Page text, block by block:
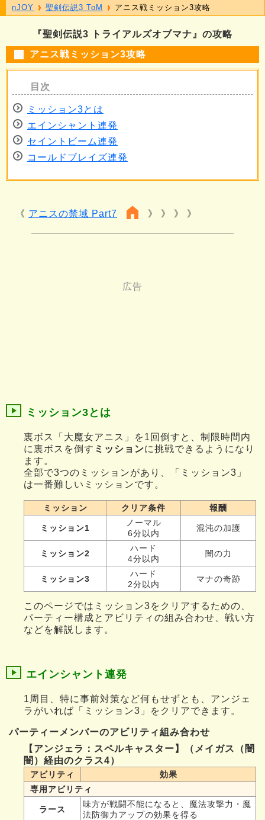
『聖剣伝説3 トライアルズオブマナ』の攻略
アニス戦ミッション3攻略
ミッション3とは
エインシャント連発
セイントビーム連発
コールドブレイズ連発
アニスの禁域 Part7 》 》 》
ミッション3とは
裏ボス「大魔女アニス」を1回倒すと、制限時間内
に裏ボスを倒す ミッションに挑戦できるようになり
ます。
全部で3つのミッションがあり、「ミッション3」
は一番難しいミッションです。
ミッション クリア条件 報酬
ミッション1
ノーマル
6分以内
混沌の加護
ミッション2
ハード
4分以内
闇の力
ミッション3
ハード
2分以内
マナの奇跡
このページではミッション3をクリアするための、
パーティー構成とアビリティの組み合わせ、戦い方
などを解説します。
エインシャント連発
1周目、特に事前対策など何もせずとも、アンジェ
ラがいれば「ミッション3」をクリアできます。
パーティーメンバーのアビリティ組み合わせ
【アンジェラ：スペルキャスター】（メイガス（闇
闇）経由のクラス4）
アビリティ
効果
専用アビリティ
ラース
味方が戦闘不能になると、魔法攻撃力・魔
法防御力アップの効果を得る
nJOY 聖剣伝説3 ToM アニス戦ミッション3攻略